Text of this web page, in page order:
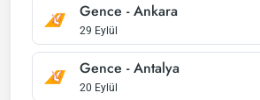
Gence - Ankara
29 Eylül
Gence - Antalya
20 Eylül